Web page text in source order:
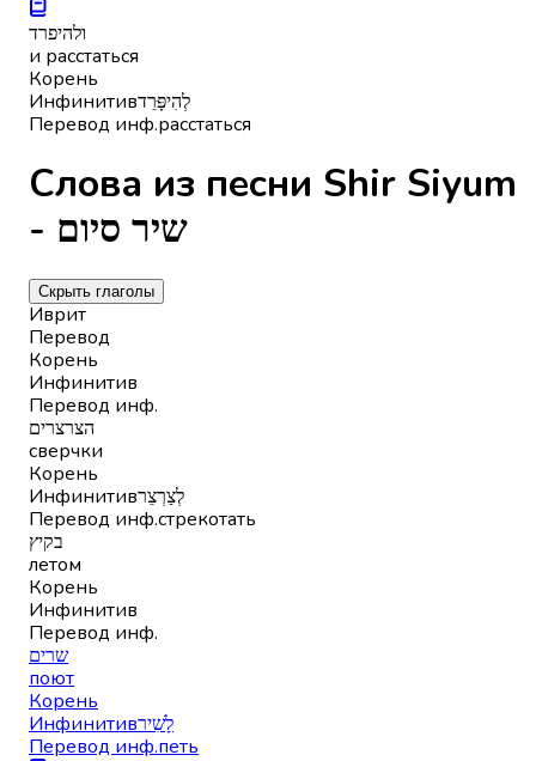
ולהיפרד
и расстаться
Корень
Инфинитивלְהִיפָּּרֵד
Перевод инф.расстаться
Слова из песни Shir Siyum
- שיר סיום
Скрыть глаголы
Иврит
Перевод
Корень
Инфинитив
Перевод инф.
הצרצרים
сверчки
Корень
Инфинитивלְצַרְצֵר
Перевод инф.стрекотать
בקיץ
летом
Корень
Инфинитив
Перевод инф.
שרים
поют
Корень
Инфинитивלָשִׁיר
Перевод инф.петь